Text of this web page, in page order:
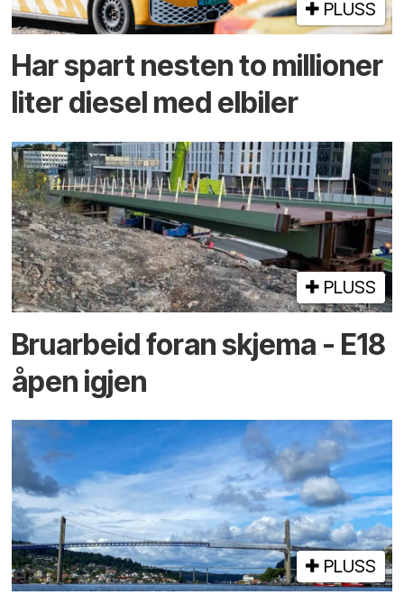
PLUSS
Har spart nesten to millioner
liter diesel med elbiler
PLUSS
Bruarbeid foran skjema - E18
åpen igjen
PLUSS